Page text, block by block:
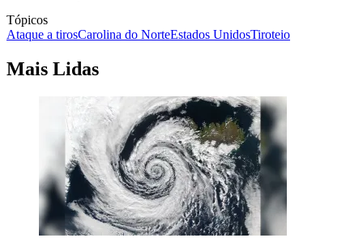
Tópicos
Ataque a tirosCarolina do NorteEstados UnidosTiroteio
Mais Lidas